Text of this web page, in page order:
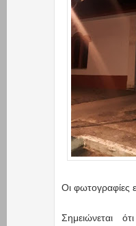
Οι φωτογραφίες
Σημειώνεται